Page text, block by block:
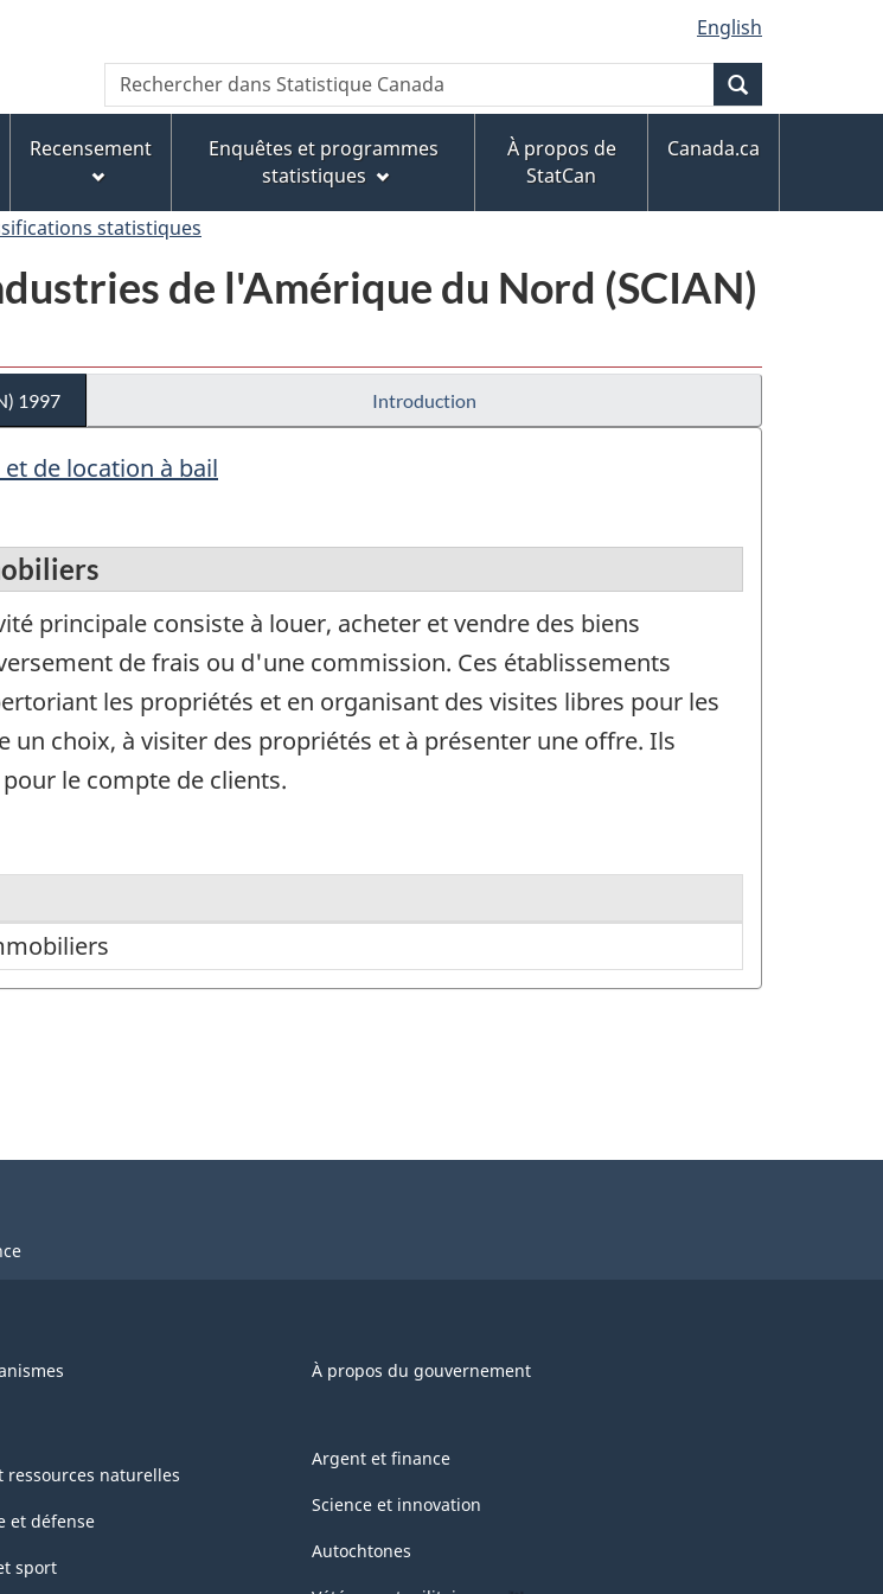
au
contenu
principal
« À
propos
de
ce
version
HTML
simplifiée
English
Recherche
Rechercher
dans
Canada
Recensement
Enquêtes et programmes
statistiques
À propos de
StatCan
Canada.ca
statistiques
de l'Amérique du Nord (SCIAN)
1997 Introduction
de location à bail
principale consiste à louer, acheter et vendre des biens
de frais ou d'une commission. Ces établissements
les propriétés et en organisant des visites libres pour les
choix, à visiter des propriétés et à présenter une offre. Ils
le compte de clients.
À propos du gouvernement
ressources naturelles
et défense
sport
Argent et finance
Science et innovation
Autochtones